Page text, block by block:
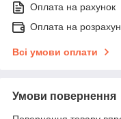
Оплата на рахунок
Оплата на
Всі умови оплати
Умови повернення